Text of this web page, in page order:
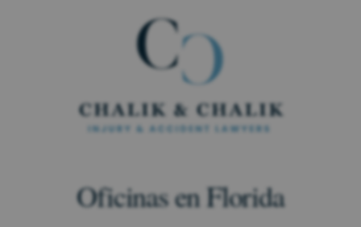
Oficinas en Florida